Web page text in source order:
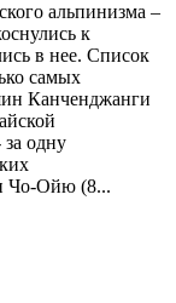
альпинизма –
к
в нее. Список
самых
Канченджанги
одну
Чо-Ойю (8...